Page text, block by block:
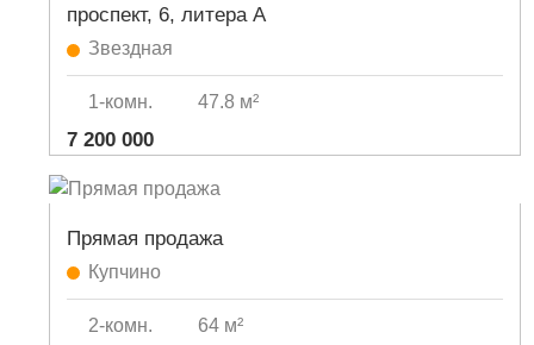
проспект, 6, литера А
Звездная
1-комн. 47.8 м²
7 200 000
Прямая продажа
Купчино
2-комн. 64 м²